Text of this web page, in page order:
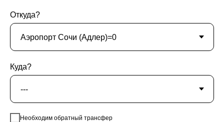
Откуда?
Куда?
Необходим обратный трансфер